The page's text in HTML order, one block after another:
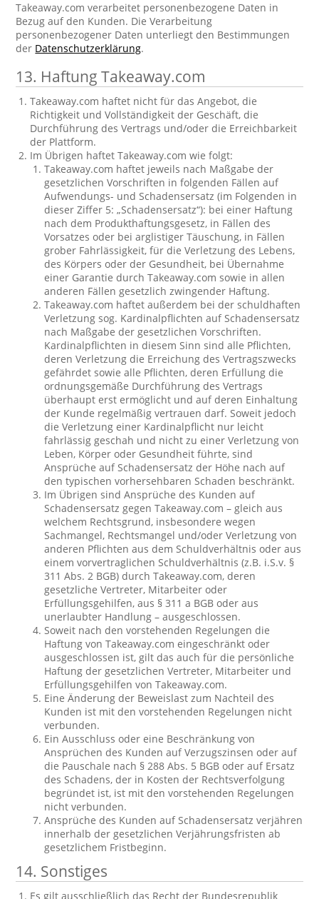
Takeaway.com verarbeitet personenbezogene Daten in
Bezug auf den Kunden. Die Verarbeitung
personenbezogener Daten unterliegt den Bestimmungen
der Datenschutzerklärung.
13. Haftung Takeaway.com
Takeaway.com haftet nicht für das Angebot, die
Richtigkeit und Vollständigkeit der Geschäft, die
Durchführung des Vertrags und/oder die Erreichbarkeit
der Plattform.
Im Übrigen haftet Takeaway.com wie folgt:
Takeaway.com haftet jeweils nach Maßgabe der
gesetzlichen Vorschriften in folgenden Fällen auf
Aufwendungs- und Schadensersatz (im Folgenden in
dieser Ziffer 5: „Schadensersatz“): bei einer Haftung
nach dem Produkthaftungsgesetz, in Fällen des
Vorsatzes oder bei arglistiger Täuschung, in Fällen
grober Fahrlässigkeit, für die Verletzung des Lebens,
des Körpers oder der Gesundheit, bei Übernahme
einer Garantie durch Takeaway.com sowie in allen
anderen Fällen gesetzlich zwingender Haftung.
Takeaway.com haftet außerdem bei der schuldhaften
Verletzung sog. Kardinalpflichten auf Schadensersatz
nach Maßgabe der gesetzlichen Vorschriften.
Kardinalpflichten in diesem Sinn sind alle Pflichten,
deren Verletzung die Erreichung des Vertragszwecks
gefährdet sowie alle Pflichten, deren Erfüllung die
ordnungsgemäße Durchführung des Vertrags
überhaupt erst ermöglicht und auf deren Einhaltung
der Kunde regelmäßig vertrauen darf. Soweit jedoch
die Verletzung einer Kardinalpflicht nur leicht
fahrlässig geschah und nicht zu einer Verletzung von
Leben, Körper oder Gesundheit führte, sind
Ansprüche auf Schadensersatz der Höhe nach auf
den typischen vorhersehbaren Schaden beschränkt.
Im Übrigen sind Ansprüche des Kunden auf
Schadensersatz gegen Takeaway.com – gleich aus
welchem Rechtsgrund, insbesondere wegen
Sachmangel, Rechtsmangel und/oder Verletzung von
anderen Pflichten aus dem Schuldverhältnis oder aus
einem vorvertraglichen Schuldverhältnis (z.B. i.S.v. §
311 Abs. 2 BGB) durch Takeaway.com, deren
gesetzliche Vertreter, Mitarbeiter oder
Erfüllungsgehilfen, aus § 311 a BGB oder aus
unerlaubter Handlung – ausgeschlossen.
Soweit nach den vorstehenden Regelungen die
Haftung von Takeaway.com eingeschränkt oder
ausgeschlossen ist, gilt das auch für die persönliche
Haftung der gesetzlichen Vertreter, Mitarbeiter und
Erfüllungsgehilfen von Takeaway.com.
Eine Änderung der Beweislast zum Nachteil des
Kunden ist mit den vorstehenden Regelungen nicht
verbunden.
Ein Ausschluss oder eine Beschränkung von
Ansprüchen des Kunden auf Verzugszinsen oder auf
die Pauschale nach § 288 Abs. 5 BGB oder auf Ersatz
des Schadens, der in Kosten der Rechtsverfolgung
begründet ist, ist mit den vorstehenden Regelungen
nicht verbunden.
Ansprüche des Kunden auf Schadensersatz verjähren
innerhalb der gesetzlichen Verjährungsfristen ab
gesetzlichem Fristbeginn.
14. Sonstiges
Es gilt ausschließlich das Recht der Bundesrepublik